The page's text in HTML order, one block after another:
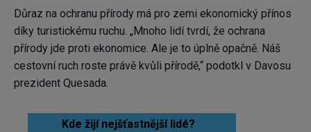
Důraz na ochranu přírody má pro zemi ekonomický přínos
díky turistickému ruchu. „Mnoho lidí tvrdí, že ochrana
přírody jde proti ekonomice. Ale je to úplně opačně. Náš
cestovní ruch roste právě kvůli přírodě,“ podotkl v Davosu
prezident Quesada.
Kde žijí nejšťastnější lidé?